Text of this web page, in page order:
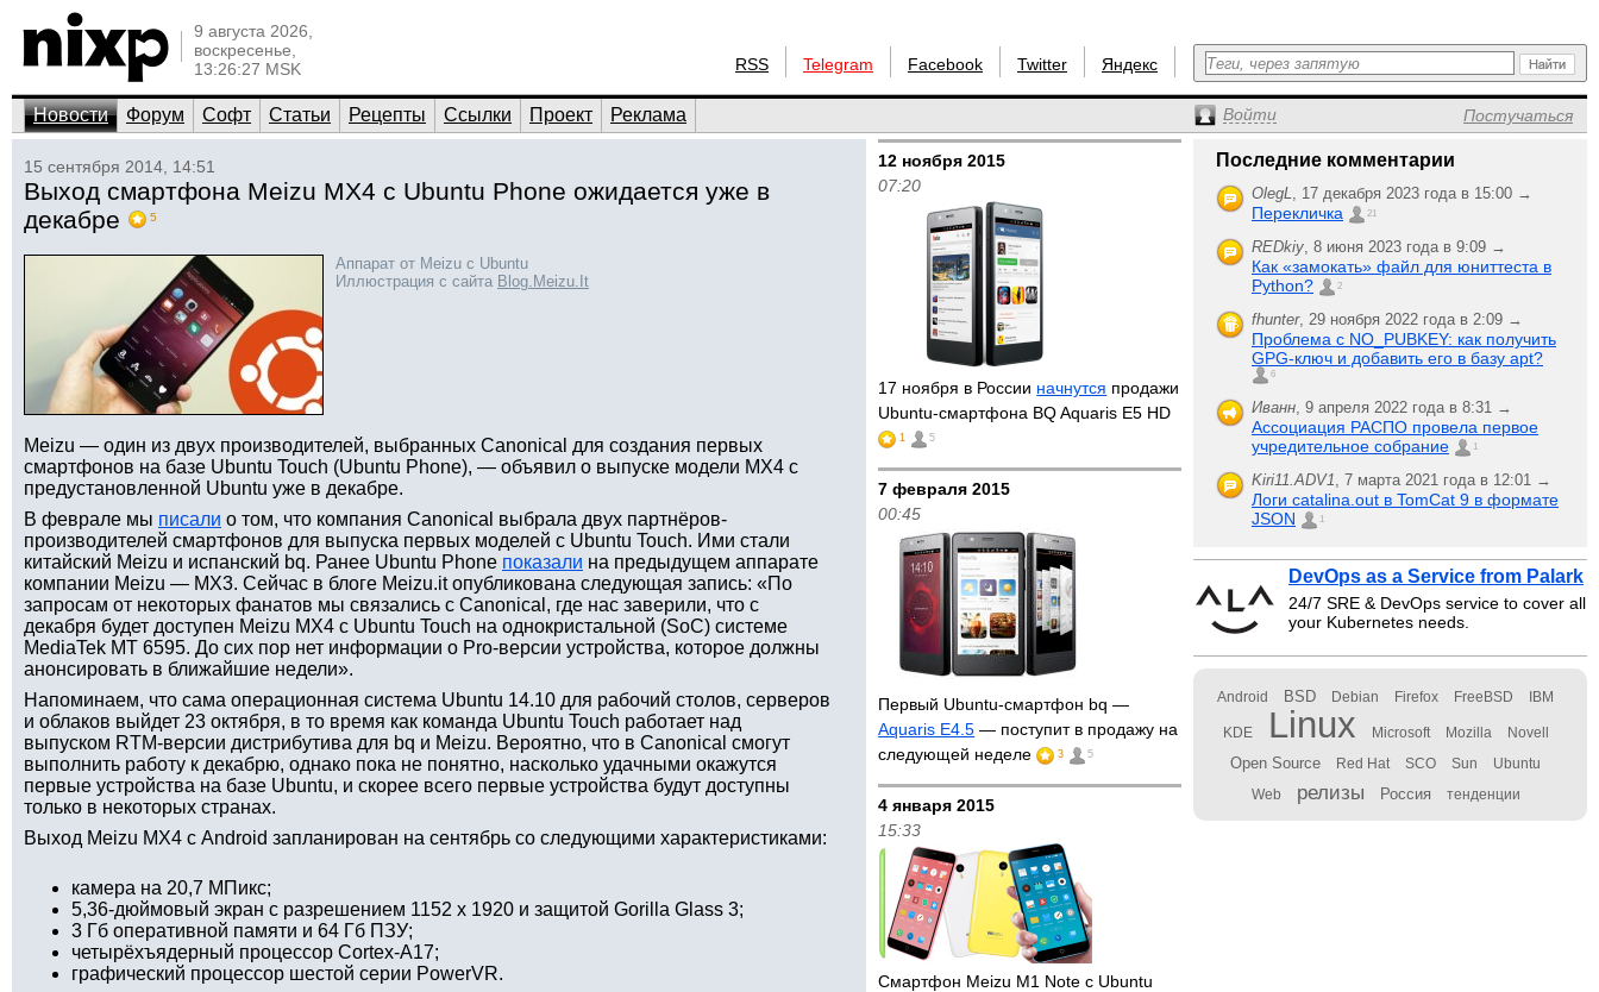
9 августа 2026,
воскресенье,
13:26:27 MSK
RSS Telegram Facebook Twitter Яндекс
Новости Форум Софт Статьи Рецепты Ссылки Проект Реклама Войти Постучаться
15 сентября 2014, 14:51
Выход смартфона Meizu MX4 с Ubuntu Phone ожидается уже в
декабре
5
Аппарат от Meizu с Ubuntu
Иллюстрация с сайта Blog.Meizu.It
Meizu — один из двух производителей, выбранных Canonical для создания первых
смартфонов на базе Ubuntu Touch (Ubuntu Phone), — объявил о выпуске модели MX4 с
предустановленной Ubuntu уже в декабре.
В феврале мы писали о том, что компания Canonical выбрала двух партнёров-
производителей смартфонов для выпуска первых моделей с Ubuntu Touch. Ими стали
китайский Meizu и испанский bq. Ранее Ubuntu Phone показали на предыдущем аппарате
компании Meizu — MX3. Сейчас в блоге Meizu.it опубликована следующая запись: «По
запросам от некоторых фанатов мы связались с Canonical, где нас заверили, что с
декабря будет доступен Meizu MX4 c Ubuntu Touch на однокристальной (SoC) системе
MediaTek MT 6595. До сих пор нет информации о Pro-версии устройства, которое должны
анонсировать в ближайшие недели».
Напоминаем, что сама операционная система Ubuntu 14.10 для рабочий столов, серверов
и облаков выйдет 23 октября, в то время как команда Ubuntu Touch работает над
выпуском RTM-версии дистрибутива для bq и Meizu. Вероятно, что в Canonical смогут
выполнить работу к декабрю, однако пока не понятно, насколько удачными окажутся
первые устройства на базе Ubuntu, и скорее всего первые устройства будут доступны
только в некоторых странах.
Выход Meizu MX4 с Android запланирован на сентябрь со следующими характеристиками:
камера на 20,7 МПикс;
5,36-дюймовый экран с разрешением 1152 x 1920 и защитой Gorilla Glass 3;
3 Гб оперативной памяти и 64 Гб ПЗУ;
четырёхъядерный процессор Cortex-A17;
графический процессор шестой серии PowerVR.
12 ноября 2015
07:20
17 ноября в России начнутся продажи
Ubuntu-смартфона BQ Aquaris E5 HD
1 5
7 февраля 2015
00:45
Первый Ubuntu-смартфон bq —
Aquaris E4.5 — поступит в продажу на
следующей неделе
3 5
4 января 2015
15:33
Смартфон Meizu M1 Note с Ubuntu
Последние комментарии
OlegL, 17 декабря 2023 года в 15:00 →
Перекличка 21
REDkiy, 8 июня 2023 года в 9:09 →
Как «замокать» файл для юниттеста в
Python?
2
fhunter, 29 ноября 2022 года в 2:09 →
Проблема с NO_PUBKEY: как получить
GPG-ключ и добавить его в базу apt?
6
Иванн, 9 апреля 2022 года в 8:31 →
Ассоциация РАСПО провела первое
учредительное собрание
1
Kiri11.ADV1, 7 марта 2021 года в 12:01 →
Логи catalina.out в TomCat 9 в формате
JSON
1
DevOps as a Service from Palark
24/7 SRE & DevOps service to cover all
your Kubernetes needs.
Android BSD Debian Firefox FreeBSD IBM
KDE Linux Microsoft Mozilla Novell
Open Source Red Hat SCO Sun Ubuntu
Web релизы Россия тенденции